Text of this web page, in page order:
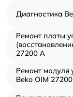
Диагностика
Ремонт платы
27200 A
Ремонт модуля
Beko OIM